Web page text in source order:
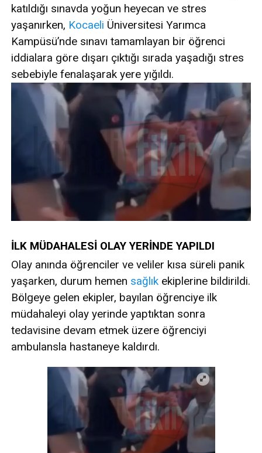
katıldığı sınavda yoğun heyecan ve stres
yaşanırken, Kocaeli Üniversitesi Yarımca
Kampüsü’nde sınavı tamamlayan bir öğrenci
iddialara göre dışarı çıktığı sırada yaşadığı stres
sebebiyle fenalaşarak yere yığıldı.
İLK MÜDAHALESİ OLAY YERİNDE YAPILDI
Olay anında öğrenciler ve veliler kısa süreli panik
yaşarken, durum hemen sağlık ekiplerine bildirildi.
Bölgeye gelen ekipler, bayılan öğrenciye ilk
müdahaleyi olay yerinde yaptıktan sonra
tedavisine devam etmek üzere öğrenciyi
ambulansla hastaneye kaldırdı.